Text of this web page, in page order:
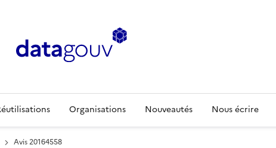
Organisations Nouveautés Nous écrire
Avis 20164558